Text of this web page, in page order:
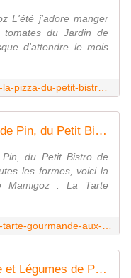
L'été j'adore manger
tomates du Jardin de
d'attendre le mois
Tarte Gourmande aux Pignons de Pin, du Petit Bistro de Mamigoz - Chez Mamigoz
du Petit Bistro de
les formes, voici la
Mamigoz : La Tarte
Tarte Franco-Japonaise : Dinde et Légumes de Provence marinés - Chez Mamigoz